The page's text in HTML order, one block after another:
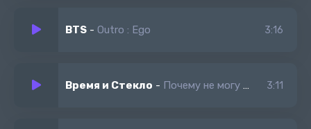
BTS - Outro : Ego 3:16
Время и Стекло - Почему не могу избавиться от мысли о тебе 3:11